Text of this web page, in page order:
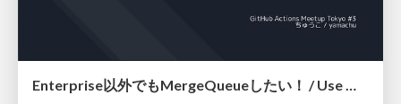
Enterprise以外でもMergeQueueしたい！ / Use Merge Queue without GitHub Enterprise